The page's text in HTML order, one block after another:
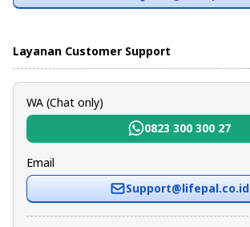
Layanan Customer Support
WA (Chat only)
0823 300 300 27
Email
Support@lifepal.co.id